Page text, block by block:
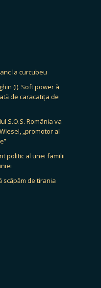
la curcubeu
(I). Soft power à
de caracatița de
S.O.S. România va
„promotor al
politic al unei familii
scăpăm de tirania